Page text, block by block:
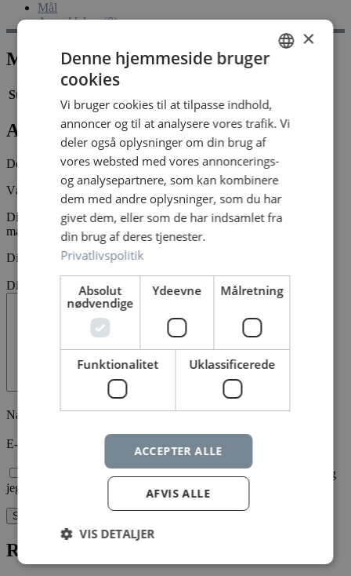
Mål
Anmeldelser (0)
Mål
Størrelse
Anmeldelser
Der er endnu ikke nogle anmeldelser.
Vær den første til at anmelde “Merry cherry 16 dragé”
Din e-mailadresse vil ikke blive publiceret. Krævede felter er
markeret med
*
Din bedømmelse*
Din anmeldelse*
Navn
E-mail
Gem mit navn, mail og websted i denne browser til næste gang
jeg kommenterer.
Relaterede varer
DANISH
×
Denne hjemmeside bruger
cookies
Vi bruger cookies til at tilpasse indhold,
annoncer og til at analysere vores trafik. Vi
deler også oplysninger om din brug af
vores websted med vores annoncerings-
og analysepartnere, som kan kombinere
dem med andre oplysninger, som du har
givet dem, eller som de har indsamlet fra
din brug af deres tjenester.
Privatlivspolitik
Absolut
nødvendige
Ydeevne Målretning
Funktionalitet Uklassificerede
ACCEPTER ALLE
AFVIS ALLE
VIS DETALJER